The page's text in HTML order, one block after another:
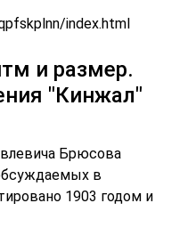
index.html
и размер.
"Кинжал"
Брюсова
в
1903 годом и